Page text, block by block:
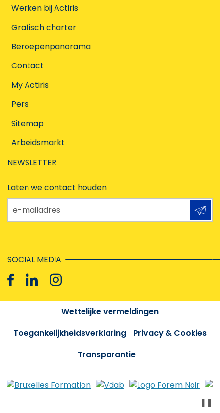
Werken bij Actiris
Grafisch charter
Beroepenpanorama
Contact
My Actiris
Pers
Sitemap
Arbeidsmarkt
NEWSLETTER
Laten we contact houden
e-mailadres
SOCIAL MEDIA
Wettelijke vermeldingen
Toegankelijkheidsverklaring
Privacy & Cookies
Transparantie
❚❚